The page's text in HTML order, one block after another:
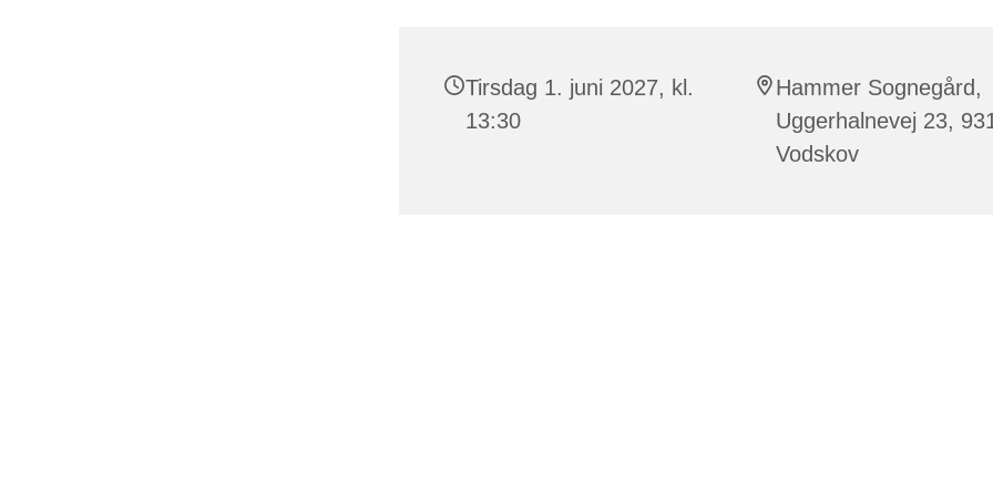
Tirsdag 1. juni 2027, kl.
13:30
Hammer Sognegård,
Uggerhalnevej 23,
Vodskov